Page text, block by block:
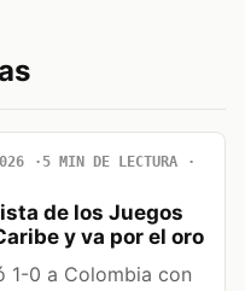
5 MIN DE LECTURA
de los Juegos
y va por el oro
1-0 a Colombia con